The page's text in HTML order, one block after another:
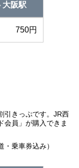
阪駅
750円
引きっぷです。JR西
会員」が購入できま
乗車券込み）